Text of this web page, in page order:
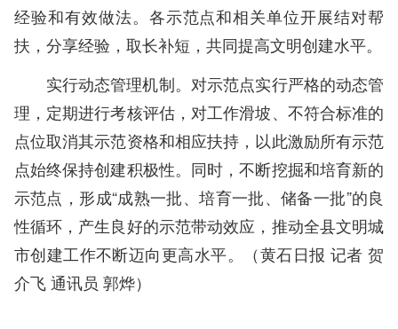
经验和有效做法。各示范点和相关单位开展结对帮
扶，分享经验，取长补短，共同提高文明创建水平。
实行动态管理机制。对示范点实行严格的动态管
理，定期进行考核评估，对工作滑坡、不符合标准的
点位取消其示范资格和相应扶持，以此激励所有示范
点始终保持创建积极性。同时，不断挖掘和培育新的
示范点，形成“成熟一批、培育一批、储备一批”的良
性循环，产生良好的示范带动效应，推动全县文明城
市创建工作不断迈向更高水平。（黄石日报 记者 贺
介飞 通讯员 郭烨）